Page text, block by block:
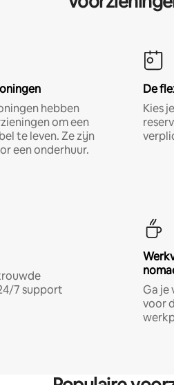
hebben
om een
te leven. Ze zijn
een onderhuur.
De
Kies
7 support
Ga je
voor